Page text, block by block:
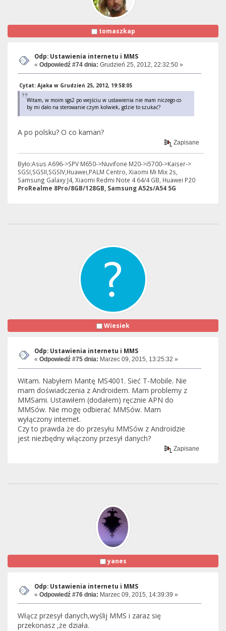
tomaszkap
Odp: Ustawienia internetu i MMS
« Odpowiedź #74 dnia: Grudzień 25, 2012, 22:32:50 »
Cytat: Ajaka w Grudzień 25, 2012, 19:58:05
Witam, w moim sgs2 po wejściu w ustawienia nie mam niczego co
by mi dało na sterowanie czym kolwiek, gdzie to szukać?
A po polsku? O co kaman?
Zapisane
Było:Asus A696->SPV M650->Nuvifone M20->i5700->Kaiser->
SGSI,SGSII,SGSIV,Huawei,PALM Centro, Xiaomi Mi Mix 2s,
Samsung Galaxy J4, Xiaomi Redmi Note 4 64/4 GB, Huawei P20
ProRealme 8Pro/8GB/128GB, Samsung A52s/A54 5G
Wiesiek
Odp: Ustawienia internetu i MMS
« Odpowiedź #75 dnia: Marzec 09, 2015, 13:25:32 »
Witam. Nabyłem Mantę MS4001. Sieć T-Mobile. Nie
mam doświadczenia z Androidem. Mam problemy z
MMSami. Ustawiłem (dodałem) ręcznie APN do
MMSów. Nie mogę odbierać MMSów. Mam
wyłączony internet.
Czy to prawda że do przesyłu MMSów z Androidzie
jest niezbędny włączony przesył danych?
Zapisane
yanes
Odp: Ustawienia internetu i MMS
« Odpowiedź #76 dnia: Marzec 09, 2015, 14:39:39 »
Włącz przesył danych,wyślij MMS i zaraz się
przekonasz ,że działa.